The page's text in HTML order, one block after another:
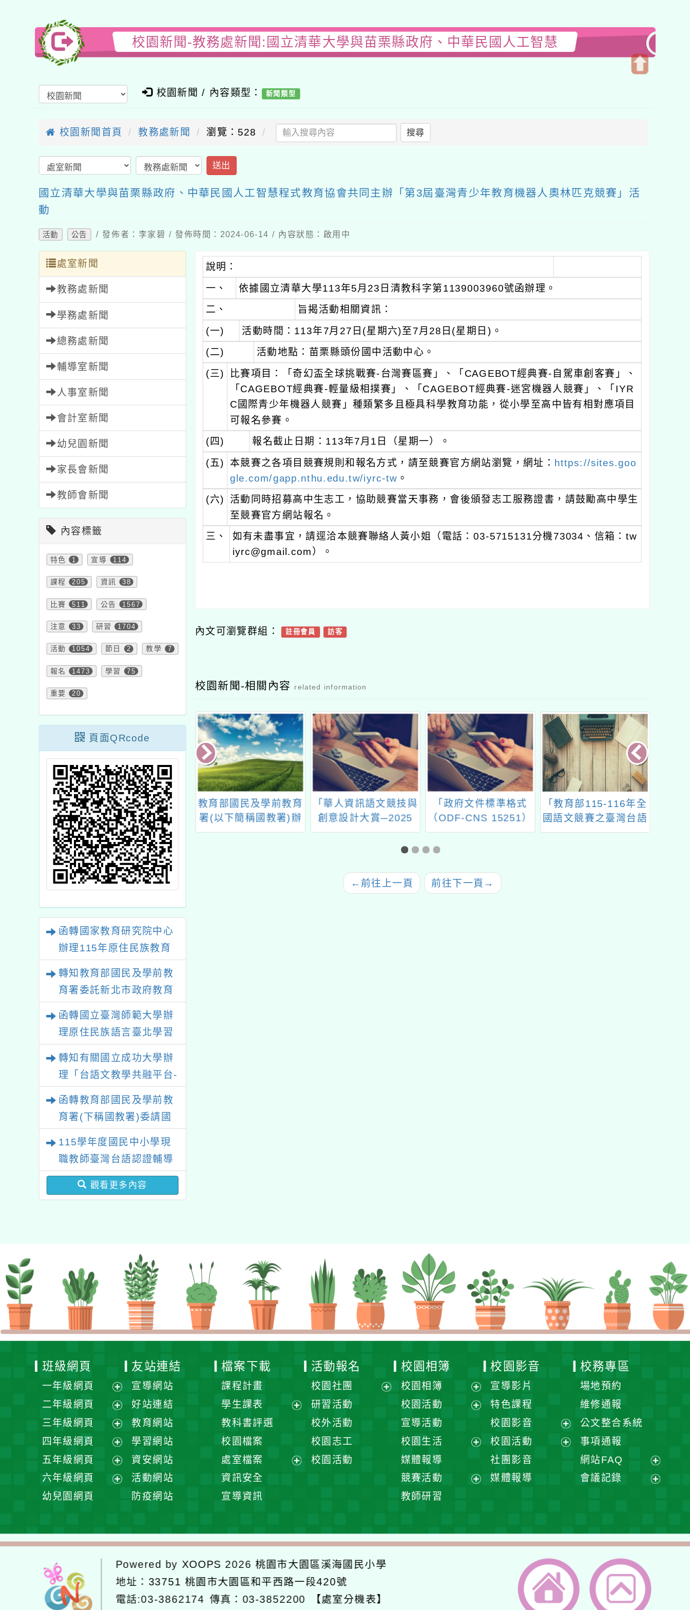
校園新聞-教務處新聞:國立清華大學與苗栗縣政府、中華民國人工智慧
校園新聞 / 內容類型： 新聞類型
校園新聞首頁 教務處新聞 瀏覽：528 搜尋
送出
國立清華大學與苗栗縣政府、中華民國人工智慧程式教育協會共同主辦「第3屆臺灣青少年教育機器人奧林匹克競賽」活
動
活動 公告 / 發佈者：李家碧 / 發佈時間：2024-06-14 / 內容狀態：啟用中
處室新聞
教務處新聞
學務處新聞
總務處新聞
輔導室新聞
人事室新聞
會計室新聞
幼兒園新聞
家長會新聞
教師會新聞
內容標籤
特色 1 宣導 114
課程 205 資訊 38
比賽 511 公告 1567
注意 33 研習 1704
活動 1054 節日 2 教學 7
報名 1473 學習 75
重要 20
頁面QRcode
函轉國家教育研究院中心
辦理115年原住民族教育
政策研討會「原住民族教
育國際趨勢與發展」
轉知教育部國民及學前教
育署委託新北市政府教育
局辦理「115年度教師專
業成長研習實施計畫－夢
場」計畫
函轉國立臺灣師範大學辦
理原住民族語言臺北學習
轉知有關國立成功大學辦
理「台語文教學共融平台-
函轉教育部國民及學前教
育署(下稱國教署)委請國
組G-4-6『健康學一下』
澳洲塔斯馬尼亞大學參訪
115學年度國民中小學現
職教師臺灣台語認證輔導
增能課程計畫
觀看更多內容
說明：
一、 依據國立清華大學113年5月23日清教科字第1139003960號函辦理。
二、
旨揭活動相關資訊：
(一)
活動時間：113年7月27日(星期六)至7月28日(星期日)。
(二) 活動地點：苗栗縣頭份國中活動中心。
(三)
比賽項目：「奇幻盃全球挑戰賽-台灣賽區賽」、「CAGEBOT經典賽-自駕車創客賽」、
「CAGEBOT經典賽-輕量級相撲賽」、「CAGEBOT經典賽-迷宮機器人競賽」、「IYR
C國際青少年機器人競賽」種類繁多且極具科學教育功能，從小學至高中皆有相對應項目
可報名參賽。
(四)
報名截止日期：113年7月1日（星期一）。
(五) 本競賽之各項目競賽規則和報名方式，請至競賽官方網站瀏覽，網址： https://sites.goo
gle.com/gapp.nthu.edu.tw/iyrc-tw 。
(六) 活動同時招募高中生志工，協助競賽當天事務，會後頒發志工服務證書，請鼓勵高中學生
至競賽官方網站報名。
三、 如有未盡事宜，請逕洽本競賽聯絡人黃小姐（電話：03-5715131分機73034、信箱：tw
iyrc@gmail.com）。
內文可瀏覽群組： 註冊會員 訪客
校園新聞-相關內容 related information
科學之美夏令
國立清華大學師資培育
中心及苗栗縣STEAM
教育中心辦理偏鄉教師
自強計畫「如何進行燃
燒與生鏽的教學」
教育部國民及學前教育
署(以下簡稱國教署)辦
理「Cool English英語
「華人資訊語文競技與
創意設計大賞─2025
第六屆桃園市專業英文
詞彙與聽寫能力大賽
「政府文件標準格式
（ODF-CNS 15251）
實施計畫（113-116
「教育部115-116年全
國語文競賽之臺灣台語
朗讀文章徵稿暨修審工
← 前往上一頁 前往下一頁 →
班級網頁
一年級網頁
展
開
選
單
二年級網頁
展
開
選
單
三年級網頁
展
選
單
四年級網頁
展
選
五年級網頁
展
六年級網頁
單
幼兒園網頁
友站連結
宣導網站
好站連結
教育網站
學習網站
資安網站
活動網站
防疫網站
檔案下載
課程計畫
學生課表
單
教科書評選
校園檔案
處室檔案
資訊安全
宣導資訊
活動報名
校園社團
研習活動
校外活動
校園志工
校園活動
校園相簿
校園相簿
展
開
單
校園活動
選
宣導活動
校園生活
選
媒體報導
競賽活動
單
教師研習
校園影音
宣導影片
特色課程
校園影音
展
校園活動
社團影音
媒體報導
校務專區
場地預約
維修通報
公文整合系統
事項通報
網站FAQ
展
會議記錄
單
Powered by XOOPS 2026桃園市大園區溪海國民小學
地址： 33751 桃園市大園區和平西路一段420號
電話:03-3862174 傳真：03-3852200 【處室分機表】